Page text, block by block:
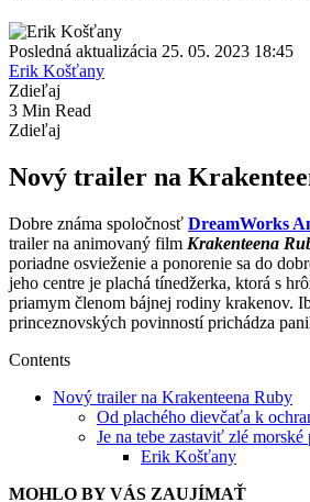
Posledná aktualizácia 25. 05. 2023 18:45
Erik Košťany
Zdieľaj
3 Min Read
Zdieľaj
Nový trailer na
Dobre známa spoločnosť DreamWorks
trailer na animovaný film Krakenteena
poriadne osvieženie a ponorenie sa do
jeho centre je plachá tínedžerka, ktorá s
priamym členom bájnej rodiny krakenov.
princeznovských povinností prichádza
Contents
Nový trailer na Krakenteena Ruby
Od plachého dievčaťa k
Je na tebe zastaviť zlé morské
Erik Košťany
MOHLO BY VÁS ZAUJÍMAŤ